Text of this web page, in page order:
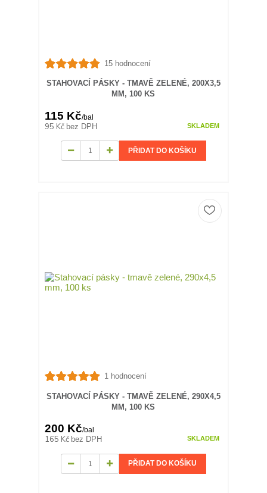
15 hodnocení
STAHOVACÍ PÁSKY - TMAVĚ ZELENÉ, 200X3,5
MM, 100 KS
115 Kč/bal
95 Kč bez DPH SKLADEM
PŘIDAT DO KOŠÍKU
1 hodnocení
STAHOVACÍ PÁSKY - TMAVĚ ZELENÉ, 290X4,5
MM, 100 KS
200 Kč/bal
165 Kč bez DPH SKLADEM
PŘIDAT DO KOŠÍKU